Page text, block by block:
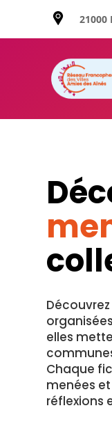
21000
elles
Chaque
menées
réflexions